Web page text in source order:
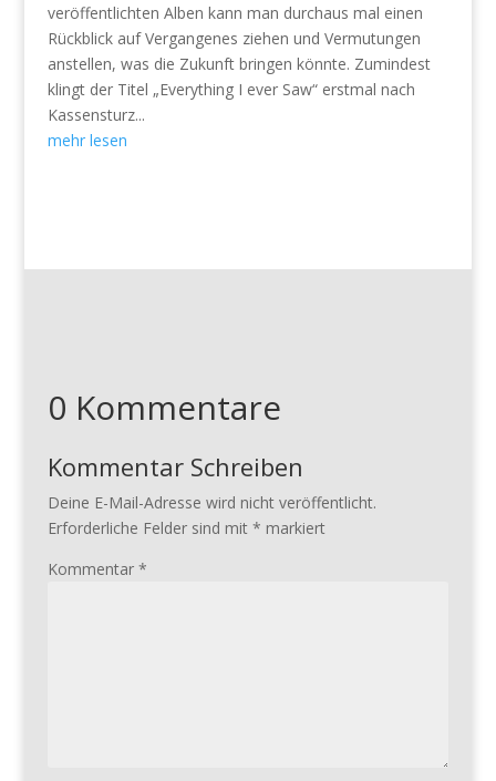
veröffentlichten Alben kann man durchaus mal einen
Rückblick auf Vergangenes ziehen und Vermutungen
anstellen, was die Zukunft bringen könnte. Zumindest
klingt der Titel „Everything I ever Saw“ erstmal nach
Kassensturz...
mehr lesen
0 Kommentare
Kommentar Schreiben
Deine E-Mail-Adresse wird nicht veröffentlicht.
Erforderliche Felder sind mit * markiert
Kommentar *